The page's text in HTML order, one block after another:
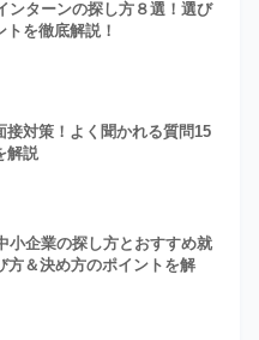
ンターンの探し方８選！選び
を徹底解説！
接対策！よく聞かれる質問15
解説
小企業の探し方とおすすめ就
方＆決め方のポイントを解